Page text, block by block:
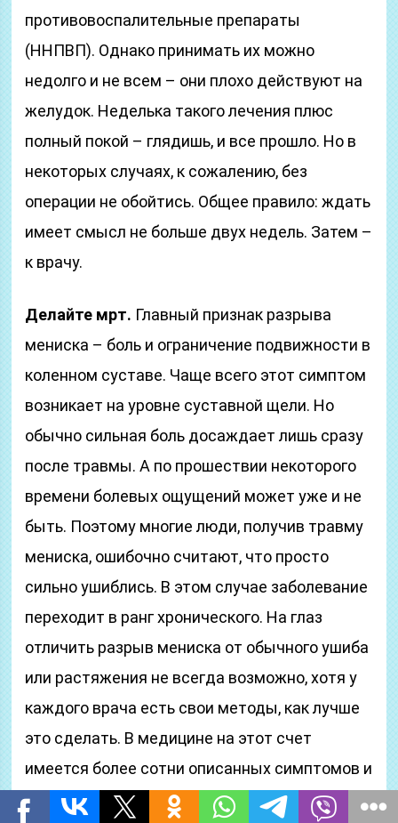
противовоспалительные препараты
(ННПВП). Однако принимать их можно
недолго и не всем – они плохо действуют на
желудок. Неделька такого лечения плюс
полный покой – глядишь, и все прошло. Но в
некоторых случаях, к сожалению, без
операции не обойтись. Общее правило: ждать
имеет смысл не больше двух недель. Затем –
к врачу.
Делайте мрт. Главный признак разрыва
мениска – боль и ограничение подвижности в
коленном суставе. Чаще всего этот симптом
возникает на уровне суставной щели. Но
обычно сильная боль досаждает лишь сразу
после травмы. А по прошествии некоторого
времени болевых ощущений может уже и не
быть. Поэтому многие люди, получив травму
мениска, ошибочно считают, что просто
сильно ушиблись. В этом случае заболевание
переходит в ранг хронического. На глаз
отличить разрыв мениска от обычного ушиба
или растяжения не всегда возможно, хотя у
каждого врача есть свои методы, как лучше
это сделать. В медицине на этот счет
имеется более сотни описанных симптомов и
синдромов: Байкова, Беллера, Пайра,